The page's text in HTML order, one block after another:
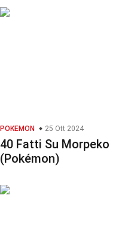
POKEMON 25 Ott 2024
40 Fatti Su Morpeko
(Pokémon)